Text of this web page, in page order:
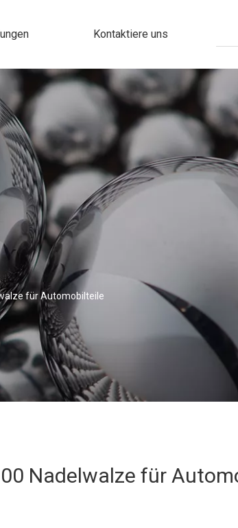
Kontaktiere uns
für Automobilteile
Nadelwalze für